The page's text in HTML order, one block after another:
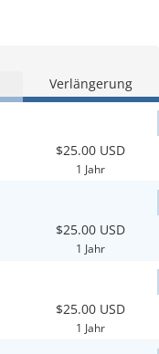
Verlängerung
$25.00 USD
1 Jahr
$25.00 USD
1 Jahr
$25.00 USD
1 Jahr